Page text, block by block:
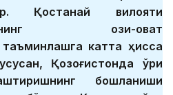
Қостанай вилояти
озиқ-овқат
таъминлашга катта ҳисса
Қозоғистонда қўриқ
бошланиши